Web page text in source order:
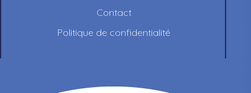
Contact
Politique de confidentialité